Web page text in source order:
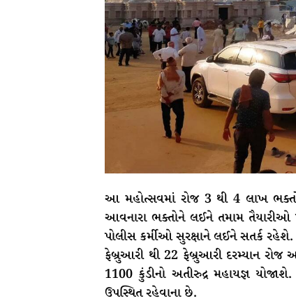
આ મહોત્સવમાં રોજ 3 થી 4 લાખ
આવનારા ભક્તોને લઈને તમામ તૈયારીઓ
પોલીસ કર્મીઓ સુરક્ષાને લઈને સતર્ક
ફેબ્રુઆરી થી 22 ફેબ્રુઆરી દરમ્યાન રોજ
1100 કુંડીનો અતીરુદ્ર મહાયજ્ઞ
ઉપસ્થિત રહેવાના છે.